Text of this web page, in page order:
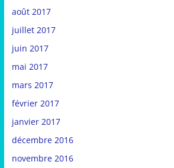
août 2017
juillet 2017
juin 2017
mai 2017
mars 2017
février 2017
janvier 2017
décembre 2016
novembre 2016